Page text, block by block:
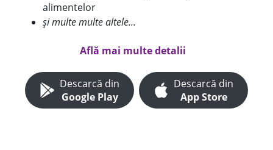
alimentelor
și multe multe altele...
Află mai multe detalii
Descarcă din
Google Play
Descarcă din
App Store